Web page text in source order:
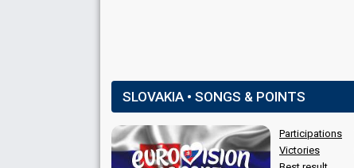
SLOVAKIA • SONGS & POINTS
Participations
Victories